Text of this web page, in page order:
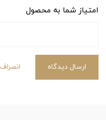
امتیاز شما به محصول
ارسال دیدگاه انصراف